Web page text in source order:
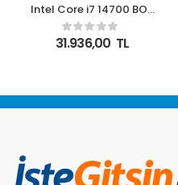
Intel Core i7 14700 BOX
2.1GHz 20 Çekirdek
33MB Akıllı Önbellek
Soket 1700 Kutulu Box
31.936,00 TL